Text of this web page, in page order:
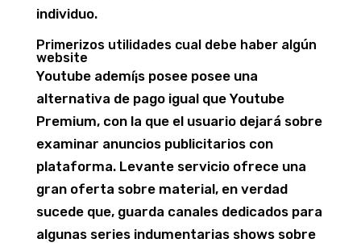
individuo.
Primerizos utilidades cual debe haber algún
website
Youtube ademí¡s posee posee una
alternativa de pago igual que Youtube
Premium, con la que el usuario dejará sobre
examinar anuncios publicitarios con
plataforma. Levante servicio ofrece una
gran oferta sobre material, en verdad
sucede que, guarda canales dedicados para
algunas series indumentarias shows sobre